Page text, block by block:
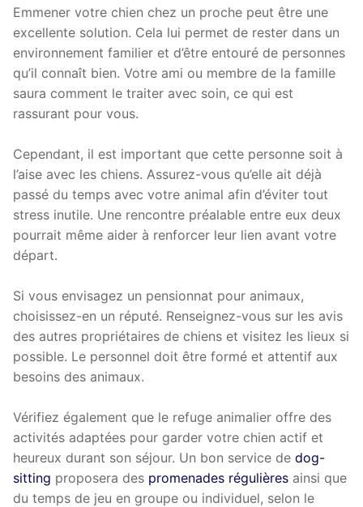
Emmener votre chien chez un proche peut être une
excellente solution. Cela lui permet de rester dans un
environnement familier et d’être entouré de personnes
qu’il connaît bien. Votre ami ou membre de la famille
saura comment le traiter avec soin, ce qui est
rassurant pour vous.
Cependant, il est important que cette personne soit à
l’aise avec les chiens. Assurez-vous qu’elle ait déjà
passé du temps avec votre animal afin d’éviter tout
stress inutile. Une rencontre préalable entre eux deux
pourrait même aider à renforcer leur lien avant votre
départ.
Si vous envisagez un pensionnat pour animaux,
choisissez-en un réputé. Renseignez-vous sur les avis
des autres propriétaires de chiens et visitez les lieux si
possible. Le personnel doit être formé et attentif aux
besoins des animaux.
Vérifiez également que le refuge animalier offre des
activités adaptées pour garder votre chien actif et
heureux durant son séjour. Un bon service de dog-
sitting proposera des promenades régulières ainsi que
du temps de jeu en groupe ou individuel, selon le